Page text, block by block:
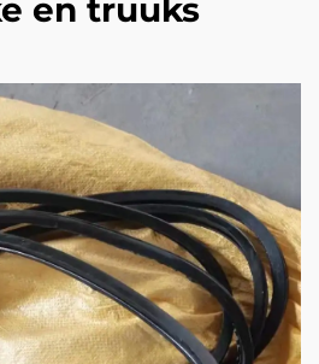
en truuks